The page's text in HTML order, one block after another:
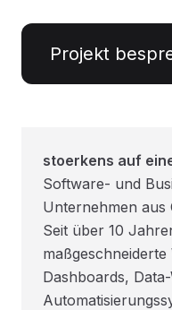
Projekt
stoerkens auf
Software- und
Unternehmen
Seit über 10
Dashboards,